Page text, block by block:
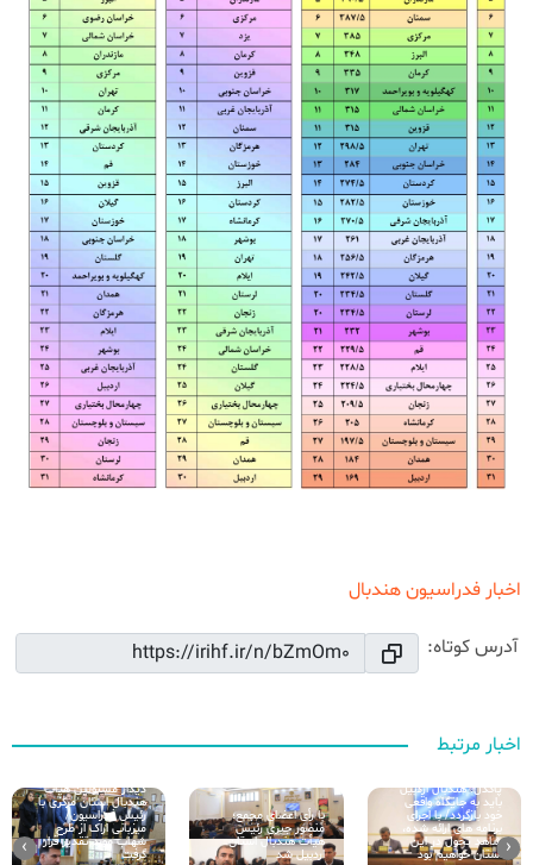
اخبار فدراسیون هندبال
آدرس کوتاه:
اخبار مرتبط
پاکدل: هندبال اردبیل
باید به جایگاه واقعی
خود بازگردد/ با اجرای
برنامه های ارائه شده،
شاهد تحول در این
استان خواهیم بود
با رأی اعضای مجمع؛
منصور جبری رئیس
هیأت هندبال استان
اردبیل شد
دیدار مسئولین هیات
هندبال استان مرکزی با
رئیس فدراسیون/
میزبانی اراک از طرح
شهاب مورد تقدیر قرار
گرفت
‹
›